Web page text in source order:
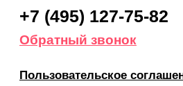
+7 (495) 127-75-82
Обратный звонок
Пользовательское